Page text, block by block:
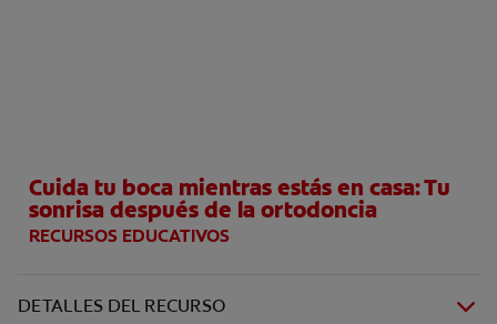
SUSCRÍBETE
Cuida tu boca mientras estás en casa: Tu
sonrisa después de la ortodoncia
RECURSOS EDUCATIVOS
DETALLES DEL RECURSO